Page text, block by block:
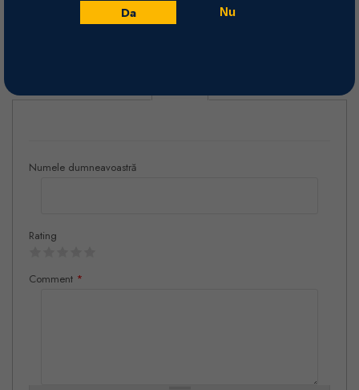
Da Nu
fermentare în rezervoare de inox timp de peste 5 zile, cu pompare
Numele dumneavoastră
Rating
Comment *